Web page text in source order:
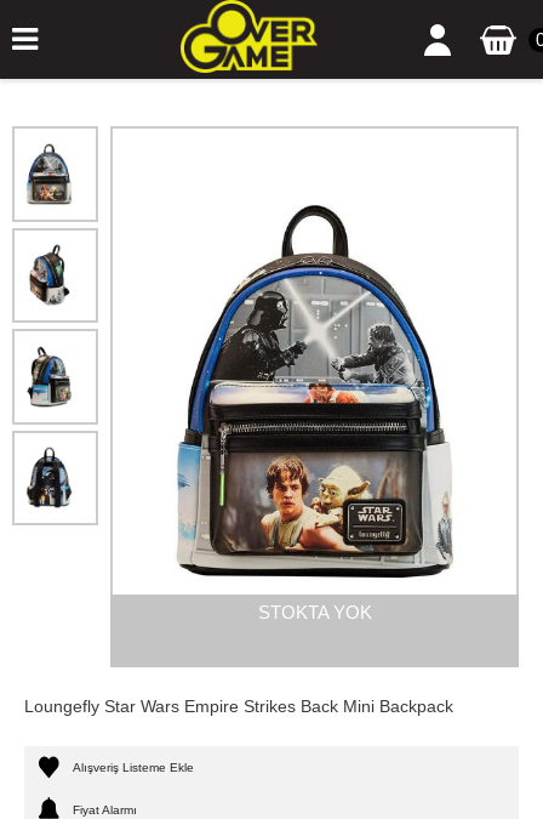
STOKTA YOK
Loungefly Star Wars Empire Strikes Back Mini Backpack
Alışveriş Listeme Ekle
Fiyat Alarmı